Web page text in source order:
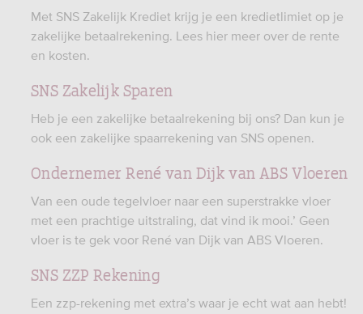
Met SNS Zakelijk Krediet krijg je een kredietlimiet op je
zakelijke betaalrekening. Lees hier meer over de rente
en kosten.
SNS Zakelijk Sparen
Heb je een zakelijke betaalrekening bij ons? Dan kun je
ook een zakelijke spaarrekening van SNS openen.
Ondernemer René van Dijk van ABS Vloeren
Van een oude tegelvloer naar een superstrakke vloer
met een prachtige uitstraling, dat vind ik mooi.’ Geen
vloer is te gek voor René van Dijk van ABS Vloeren.
SNS ZZP Rekening
Een zzp-rekening met extra’s waar je echt wat aan hebt!